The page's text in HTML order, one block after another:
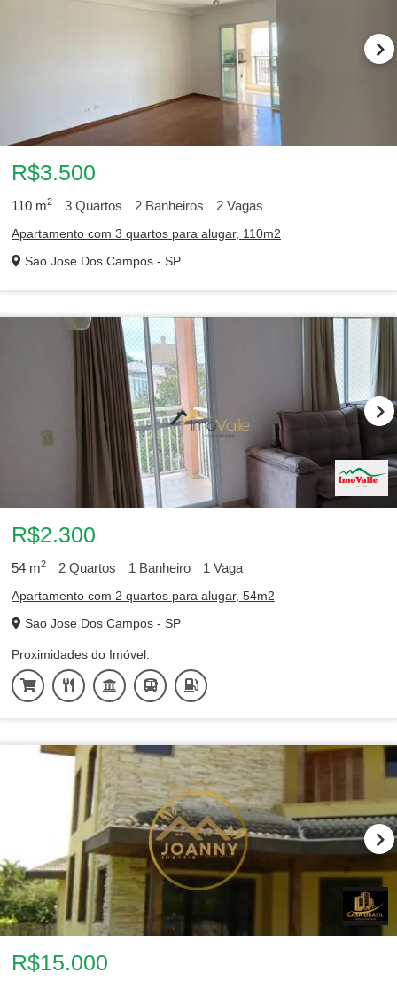
R$3.500
110 m2 3 Quartos 2 Banheiros 2 Vagas
Apartamento com 3 quartos para alugar, 110m2
Sao Jose Dos Campos - SP
R$2.300
54 m2 2 Quartos 1 Banheiro 1 Vaga
Apartamento com 2 quartos para alugar, 54m2
Sao Jose Dos Campos - SP
Proximidades do Imóvel:
R$15.000